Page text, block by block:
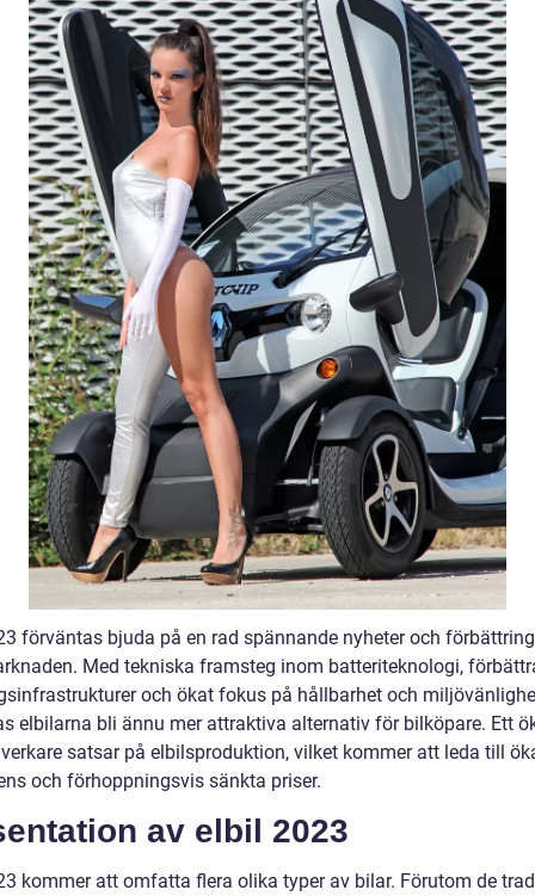
förväntas bjuda på en rad spännande nyheter och
Med tekniska framsteg inom batteriteknologi,
och ökat fokus på hållbarhet och
elbilarna bli ännu mer attraktiva alternativ för bilköpare. Ett
satsar på elbilsproduktion, vilket kommer att leda till
och förhoppningsvis sänkta priser.
av elbil 2023
kommer att omfatta flera olika typer av bilar. Förutom de